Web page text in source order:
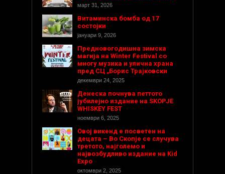
март 31, 2026
Витаминска бомба од 17
состојки
јануари 9, 2026
Предновогодишнa зимска
магија на Winter Festival со
многу музика и улична храна
пред СЦ „Борис Трајковски
декември 24, 2025
Денеска почнува петтото
јубилејно издание на SKOPJE
WHISKEY FEST
ноември 6, 2025
Овој викенд е посветен на
децата – Во Скопје се случува
третото, најголемо и
највозбудливо издание на Kid
Expo
октомври 2, 2025